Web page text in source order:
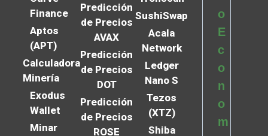
Finance
Aptos
(APT)
Calculadora
Minería
Exodus
Wallet
Minar
Predicción
de Precios
AVAX
Predicción
de Precios
DOT
Predicción
de Precios
ROSE
SushiSwap
Acala
Network
Ledger
Nano S
Tezos
(XTZ)
Shiba
o
E
c
o
n
o
m